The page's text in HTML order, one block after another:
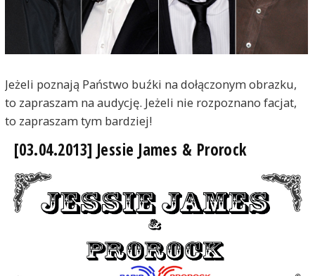
Jeżeli poznają Państwo buźki na dołączonym obrazku,
to zapraszam na audycję. Jeżeli nie rozpoznano facjat,
to zapraszam tym bardziej!
[03.04.2013] Jessie James & Prorock